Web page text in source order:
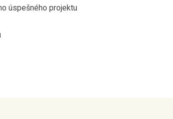
úspešného projektu